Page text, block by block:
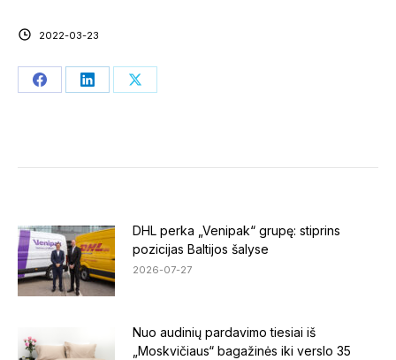
2022-03-23
Share Share Share
DHL perka „Venipak“ grupę: stiprins
pozicijas Baltijos šalyse
2026-07-27
Nuo audinių pardavimo tiesiai iš
„Moskvičiaus“ bagažinės iki verslo 35